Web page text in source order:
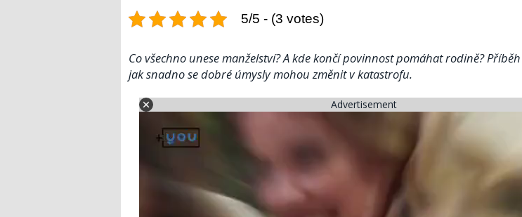
5/5 - (3 votes)
Co všechno unese manželství? A kde končí povinnost pomáhat rodině?
jak snadno se dobré úmysly mohou změnit v katastrofu.
Advertisement